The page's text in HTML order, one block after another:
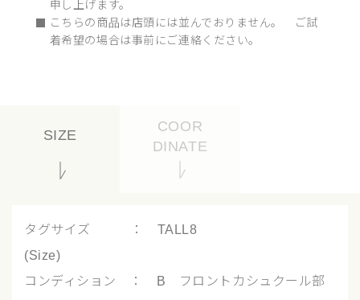
申し上げます。
こちらの商品は店頭には並んでおりません。 ご試
着希望の場合は事前にご連絡ください。
SIZE
COOR
DINATE
タグサイズ ： TALL8
(Size)
コンディション ： B フロントカシュクール部